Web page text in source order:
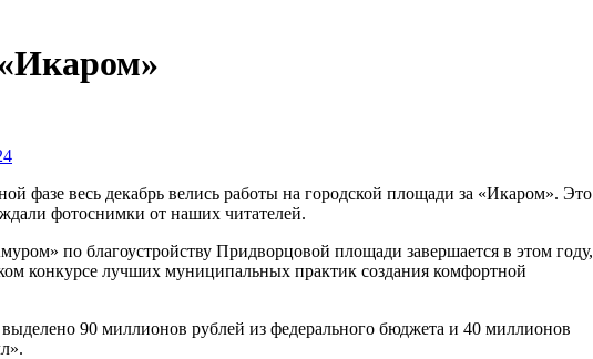
фазе весь декабрь велись работы на городской площади за «Икаром». Это
фотоснимки от наших читателей.
по благоустройству Придворцовой площади завершается в этом году,
конкурсе лучших муниципальных практик создания комфортной
90 миллионов рублей из федерального бюджета и 40 миллионов